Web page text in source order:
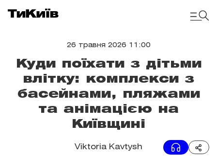
26 травня 2026 11:00
Куди поїхати з дітьми
влітку: комплекси з
басейнами, пляжами
та анімацією на
Київщині
Viktoria Kavtysh